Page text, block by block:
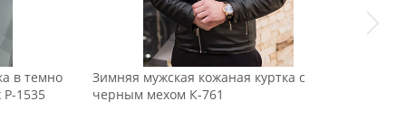
в темно
1535
Зимняя мужская кожаная куртка с
черным мехом К-761